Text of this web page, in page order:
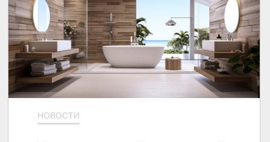
НОВОСТИ